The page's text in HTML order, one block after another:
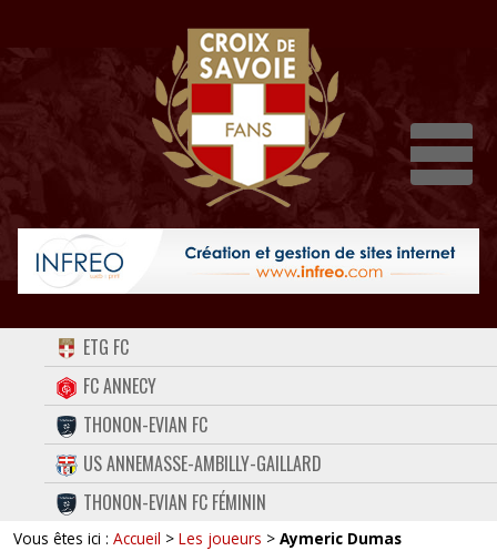
ACCUEIL
FORUM
CONTACT
FACEBOOK
TWITTER
ETG FC
FC ANNECY
THONON-EVIAN FC
US ANNEMASSE-AMBILLY-GAILLARD
THONON-EVIAN FC FÉMININ
Vous êtes ici : Accueil > Les joueurs > Aymeric Dumas